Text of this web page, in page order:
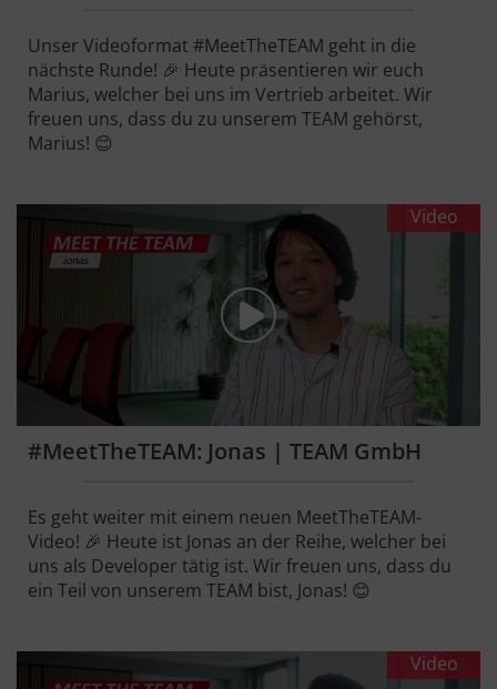
Unser Videoformat #MeetTheTEAM geht in die
nächste Runde! 🎉 Heute präsentieren wir euch
Marius, welcher bei uns im Vertrieb arbeitet. Wir
freuen uns, dass du zu unserem TEAM gehörst,
Marius! 😊
Video
#MeetTheTEAM: Jonas | TEAM GmbH
Es geht weiter mit einem neuen MeetTheTEAM-
Video! 🎉 Heute ist Jonas an der Reihe, welcher bei
uns als Developer tätig ist. Wir freuen uns, dass du
ein Teil von unserem TEAM bist, Jonas! 😊
Video